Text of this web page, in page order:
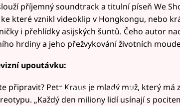
příjemný soundtrack a titulní píseň We
které vznikl videoklip v Hongkongu, nebo
i přehlídky asijských šuntů. Čeho autor
hrdiny a jeho přežvykování životních
upoutávku:
Failed to fetch
připravit? Petr Kraus je mladý muž, který má
„Každý den miliony lidí usínají s